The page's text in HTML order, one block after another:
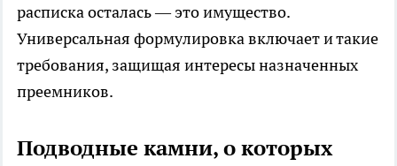
расписка осталась — это имущество.
Универсальная формулировка включает и такие
требования, защищая интересы назначенных
преемников.
Подводные камни, о которых